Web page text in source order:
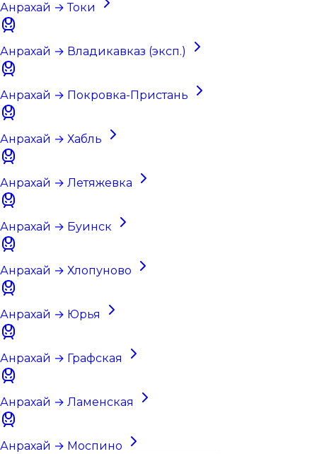
Анрахай → Токи
Анрахай → Владикавказ (эксп.)
Анрахай → Покровка-Пристань
Анрахай → Хабль
Анрахай → Летяжевка
Анрахай → Буинск
Анрахай → Хлопуново
Анрахай → Юрья
Анрахай → Графская
Анрахай → Ламенская
Анрахай → Моспино